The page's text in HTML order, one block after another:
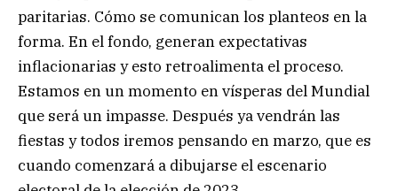
paritarias. Cómo se comunican los planteos en la
forma. En el fondo, generan expectativas
inflacionarias y esto retroalimenta el proceso.
Estamos en un momento en vísperas del Mundial
que será un impasse. Después ya vendrán las
fiestas y todos iremos pensando en marzo, que es
cuando comenzará a dibujarse el escenario